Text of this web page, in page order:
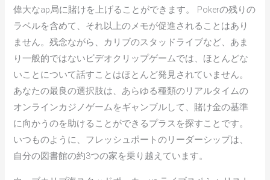
偉大なap局に賭けを上げることができます。 Pokerの残りの
ラベルを含めて、それ以上のメモが促進されることはあり
ません。残念ながら、カリブのスタッドライブなど、あま
り一般的ではないビデオクリップゲームでは、ほとんどな
いことについて話すことはほとんど発見されていません。
あなたの最良の選択肢は、あらゆる種類のリアルタイムの
オンラインカジノゲームをギャンブルして、賭け金の基準
に向かうのを助けることができるプラスを探すことです。
いつものように、フレッシュポートのリーダーシップは、
自分の図書館の約3つの家を乗り越えています。